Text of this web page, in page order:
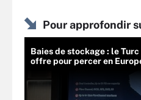
Pour approfondir
Baies de stockage : le
offre pour percer en